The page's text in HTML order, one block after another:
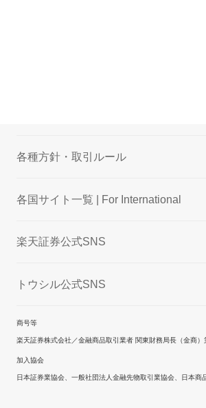
各種方針・取引ルール
各国サイト一覧 | For International
楽天証券公式SNS
トウシル公式SNS
商号等
楽天証券株式会社／金融商品取引業者 関東財務局長（金商
加入協会
日本証券業協会、一般社団法人金融先物取引業協会、日本